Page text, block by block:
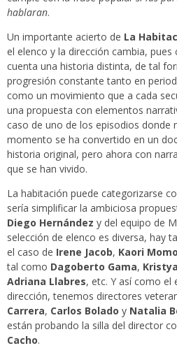
hablaran.
Un importante acierto de La
el elenco y la dirección cambia,
cuenta una historia distinta, de tal
progresión constante tanto en
como un movimiento que a cada
una propuesta con elementos
caso de uno de los episodios donde
momento se ha convertido en un
historia original, pero ahora con
que se han vivido.
La habitación puede categorizarse
sería simplificar la ambiciosa
Diego Hernández y del equipo de
selección de elenco es diversa, hay
el caso de Irene Jacob, Kaori
tal como Dagoberto Gama,
Adriana Llabres, etc. Y así como el
dirección, tenemos directores
Carrera, Carlos Bolado y Natalia
están probando la silla del director
Cacho.